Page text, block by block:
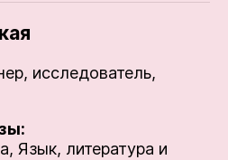
исследователь,
Язык, литература и